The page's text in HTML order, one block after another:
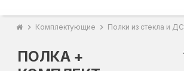
chevron_right Комплектующие chevron_right Полки из стекла и
ПОЛКА +